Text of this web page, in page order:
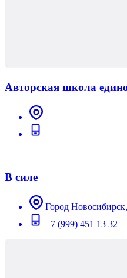
Авторская школа
В силе
Город
+7 (999) 451 13 32